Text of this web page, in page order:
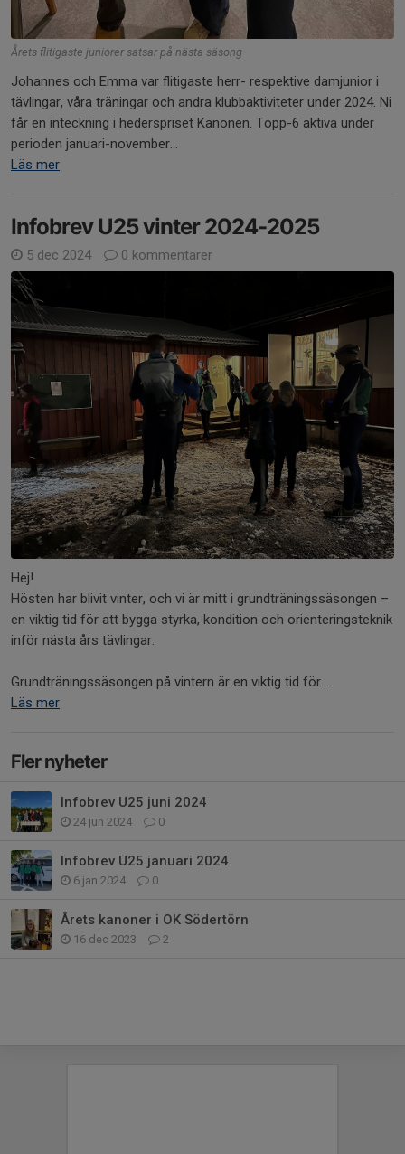
Årets flitigaste juniorer satsar på nästa säsong
Johannes och Emma var flitigaste herr- respektive damjunior i
tävlingar, våra träningar och andra klubbaktiviteter under 2024. Ni
får en inteckning i hederspriset Kanonen. Topp-6 aktiva under
perioden januari-november...
Läs mer
Infobrev U25 vinter 2024-2025
5 dec 2024 0 kommentarer
Hej!
Hösten har blivit vinter, och vi är mitt i grundträningssäsongen –
en viktig tid för att bygga styrka, kondition och orienteringsteknik
inför nästa års tävlingar.
Grundträningssäsongen på vintern är en viktig tid för...
Läs mer
Fler nyheter
Infobrev U25 juni 2024
24 jun 2024 0
Infobrev U25 januari 2024
6 jan 2024 0
Årets kanoner i OK Södertörn
16 dec 2023 2